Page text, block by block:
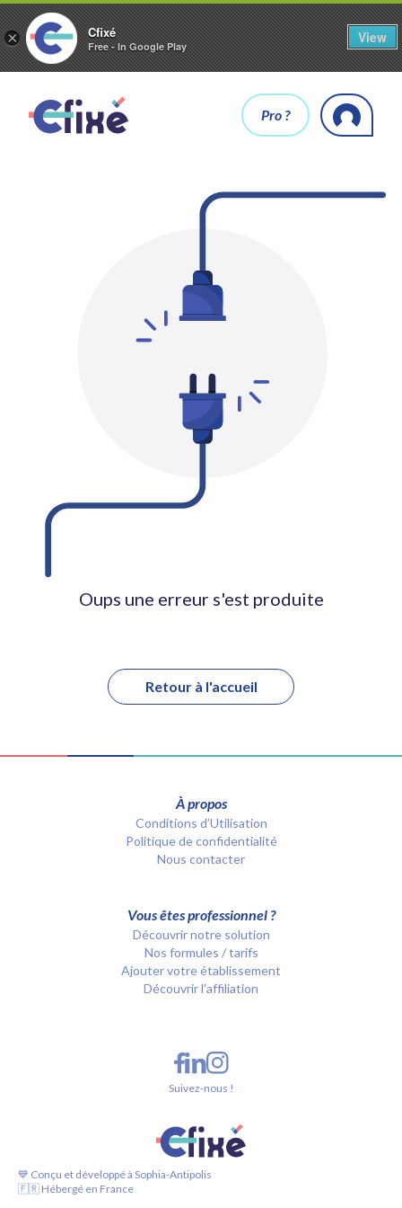
× Cfixé
Free - In Google Play
View
Pro ?
Oups une erreur s'est produite
Retour à l'accueil
À propos
Conditions d’Utilisation
Politique de confidentialité
Nous contacter
Vous êtes professionnel ?
Découvrir notre solution
Nos formules / tarifs
Ajouter votre établissement
Découvrir l'affiliation
💙 Conçu et développé à Sophia-Antipolis
🇫🇷 Hébergé en France
Suivez-nous !